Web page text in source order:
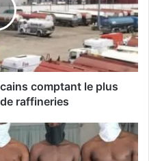
comptant le plus
raffineries